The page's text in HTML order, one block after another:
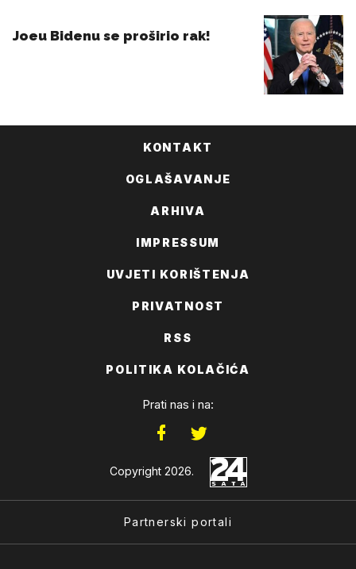
KONTAKT
OGLAŠAVANJE
ARHIVA
IMPRESSUM
UVJETI KORIŠTENJA
PRIVATNOST
RSS
POLITIKA KOLAČIĆA
Prati nas i na:
Copyright 2026.
Partnerski portali